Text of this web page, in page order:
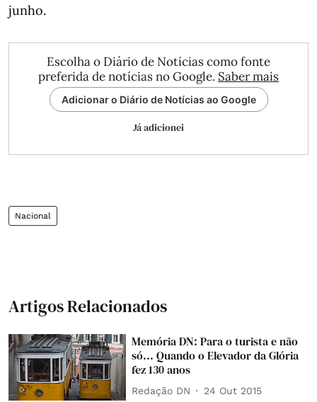
junho.
Escolha o Diário de Notícias como fonte
preferida de notícias no Google. Saber mais
Adicionar o Diário de Notícias ao Google
Já adicionei
Nacional
Artigos Relacionados
Memória DN: Para o turista e não
só... Quando o Elevador da Glória
fez 130 anos
Redação DN 24 Out 2015